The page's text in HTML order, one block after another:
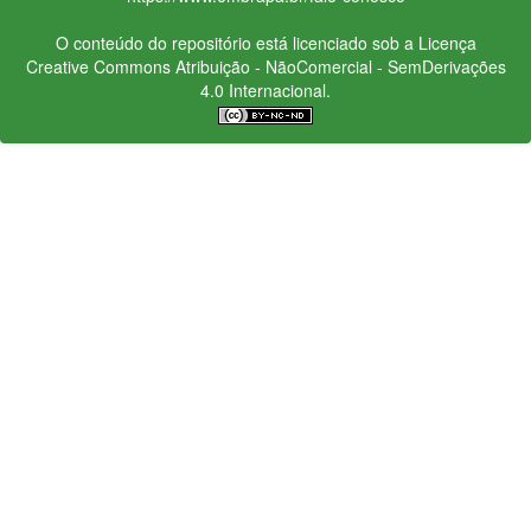
O conteúdo do repositório está licenciado sob a Licença
Creative CommonsAtribuição - NãoComercial - SemDerivações
4.0 Internacional.